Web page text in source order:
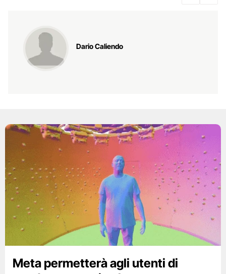
Dario Caliendo
Meta permetterà agli utenti di